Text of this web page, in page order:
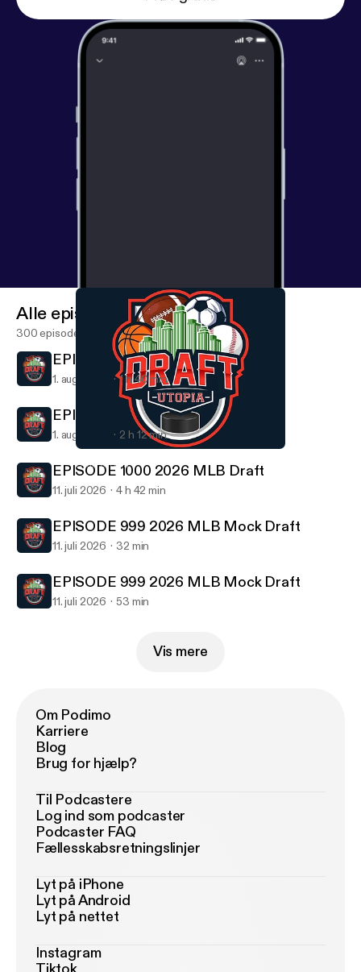
Draft Utopia
Alle episoder
300 episoder
EPISODE 1001 Draft Utopia 6 Pack
1. aug. 2026 1 h 40 min
EPISODE 1001 Draft Utopia 6 Pack
1. aug. 2026 2 h 12 min
EPISODE 1000 2026 MLB Draft
11. juli 2026 4 h 42 min
EPISODE 999 2026 MLB Mock Draft
11. juli 2026 32 min
EPISODE 999 2026 MLB Mock Draft
11. juli 2026 53 min
Vis mere
Om Podimo
Karriere
Blog
Brug for hjælp?
Til Podcastere
Log ind som podcaster
Podcaster FAQ
Fællesskabsretningslinjer
Lyt på iPhone
Lyt på Android
Lyt på nettet
Instagram